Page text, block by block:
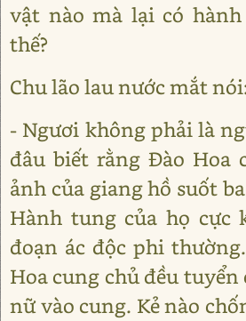
vật nào mà lại có
thế?
Chu lão lau nước mắt
- Ngươi không phải là
đâu biết rằng Đào Hoa
ảnh của giang hồ suốt
Hành tung của họ cực
đoạn ác độc phi
Hoa cung chủ đều
nữ vào cung. Kẻ nào